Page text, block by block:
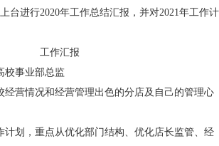
台进行2020年工作总结汇报，并对2021年工作计
工作汇报
校事业部总监
经营情况和经营管理出色的分店及自己的管理心
计划，重点从优化部门结构、优化店长监管、经